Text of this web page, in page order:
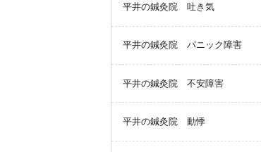
平井の鍼灸院 吐き気
平井の鍼灸院 パニック障害
平井の鍼灸院 不安障害
平井の鍼灸院 動悸